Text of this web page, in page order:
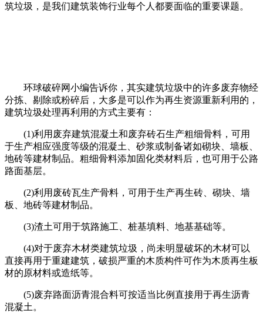
筑垃圾，是我们建筑装饰行业每个人都要面临的重要课题。
环球破碎网小编告诉你，其实建筑垃圾中的许多废弃物经
分拣、剔除或粉碎后，大多是可以作为再生资源重新利用的，
建筑垃圾处理再利用的方式主要有：
(1)利用废弃建筑混凝土和废弃砖石生产粗细骨料，可用
于生产相应强度等级的混凝土、砂浆或制备诸如砌块、墙板、
地砖等建材制品。粗细骨料添加固化类材料后，也可用于公路
路面基层。
(2)利用废砖瓦生产骨料，可用于生产再生砖、砌块、墙
板、地砖等建材制品。
(3)渣土可用于筑路施工、桩基填料、地基基础等。
(4)对于废弃木材类建筑垃圾，尚未明显破坏的木材可以
直接再用于重建建筑，破损严重的木质构件可作为木质再生板
材的原材料或造纸等。
(5)废弃路面沥青混合料可按适当比例直接用于再生沥青
混凝土。